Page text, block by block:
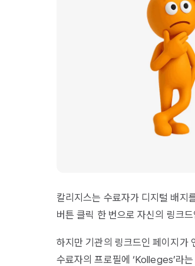
칼리지스는 수료자가 디지털 배지
버튼 클릭 한 번으로 자신의 링크
하지만 기관의 링크드인 페이지가
수료자의 프로필에 ‘Kolleges’라